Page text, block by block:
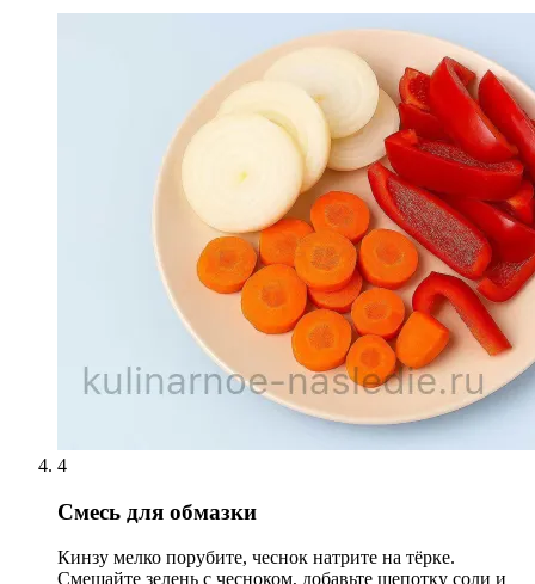
4
Смесь для обмазки
Кинзу мелко порубите, чеснок натрите на тёрке.
Смешайте зелень с чесноком, добавьте щепотку соли и